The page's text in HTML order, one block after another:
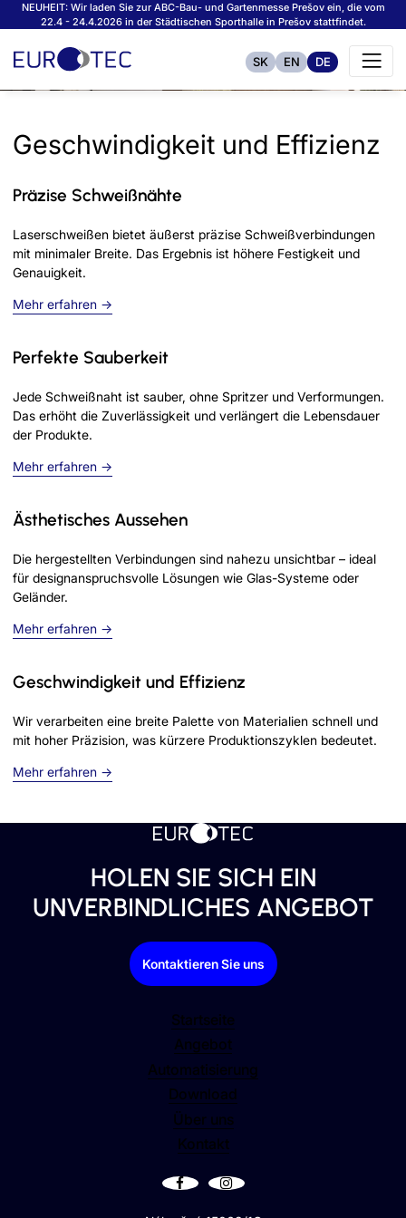
NEUHEIT: Wir laden Sie zur ABC-Bau- und Gartenmesse Prešov ein, die vom
22.4 - 24.4.2026 in der Städtischen Sporthalle in Prešov stattfindet.
SK EN DE
Geschwindigkeit und Effizienz
Präzise Schweißnähte
Laserschweißen bietet äußerst präzise Schweißverbindungen
mit minimaler Breite. Das Ergebnis ist höhere Festigkeit und
Genauigkeit.
Mehr erfahren →
Perfekte Sauberkeit
Jede Schweißnaht ist sauber, ohne Spritzer und Verformungen.
Das erhöht die Zuverlässigkeit und verlängert die Lebensdauer
der Produkte.
Mehr erfahren →
Ästhetisches Aussehen
Die hergestellten Verbindungen sind nahezu unsichtbar – ideal
für designanspruchsvolle Lösungen wie Glas-Systeme oder
Geländer.
Mehr erfahren →
Geschwindigkeit und Effizienz
Wir verarbeiten eine breite Palette von Materialien schnell und
mit hoher Präzision, was kürzere Produktionszyklen bedeutet.
Mehr erfahren →
HOLEN SIE SICH EIN
UNVERBINDLICHES ANGEBOT
Kontaktieren Sie uns
Startseite
Angebot
Automatisierung
Download
Über uns
Kontakt